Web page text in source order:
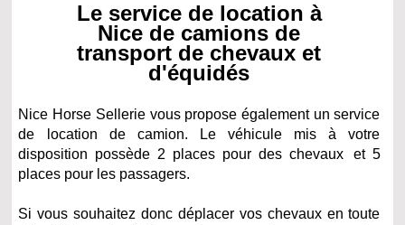
Le service de location à
Nice de camions de
transport de chevaux et
d'équidés
Nice Horse Sellerie vous propose également un service
de location de camion. Le véhicule mis à votre
disposition possède 2 places pour des chevaux et 5
places pour les passagers.
Si vous souhaitez donc déplacer vos chevaux en toute